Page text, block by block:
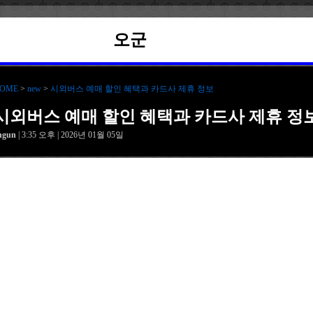
오군
> new > 시외버스 예매 할인 혜택과 카드사 제휴 정보
외버스 예매 할인 혜택과 카드사 제휴 정
| 3:35 오후 | 2026년 01월 05일